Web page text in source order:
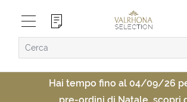
Hai tempo fino al 04/09/26